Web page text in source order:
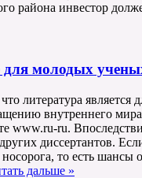
района инвестор
для молодых
литература является
внутреннего
www.ru-ru.
диссертантов.
то есть шансы
дальше »